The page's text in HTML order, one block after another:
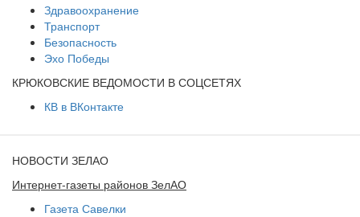
Здравоохранение
Транспорт
Безопасность
Эхо Победы
КРЮКОВСКИЕ ВЕДОМОСТИ В СОЦСЕТЯХ
КВ в ВКонтакте
НОВОСТИ ЗЕЛАО
Интернет-газеты районов ЗелАО
Газета Савелки